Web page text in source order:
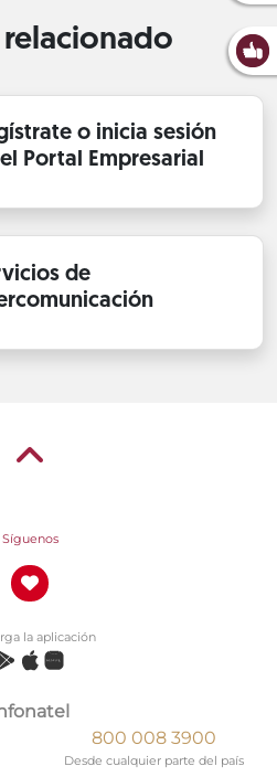
o inicia sesión
Portal Empresarial
de
Síguenos
la aplicación
800 008 3900
Desde cualquier parte del país